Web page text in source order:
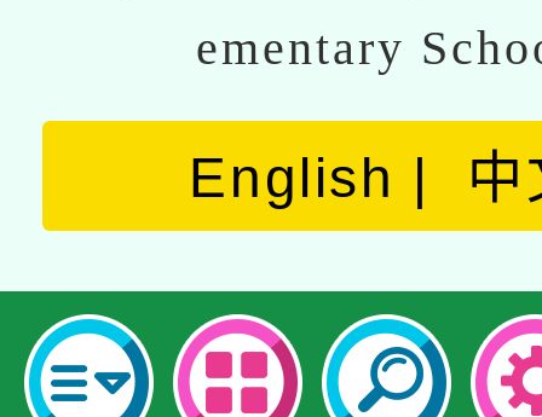
ementary
English 中